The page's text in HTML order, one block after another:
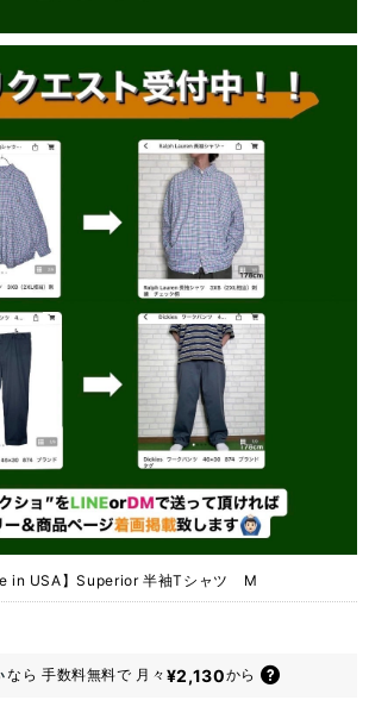
in USA】Superior 半袖Tシャツ M
なら 手数料無料で 月々 ¥2,130から